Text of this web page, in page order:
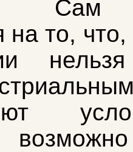
Сам
на то,
нельзя